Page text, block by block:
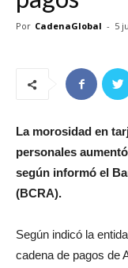
Por CadenaGlobal - 5
La morosidad en
personales
según informó el
(BCRA).
Según indicó la
cadena de pagos de